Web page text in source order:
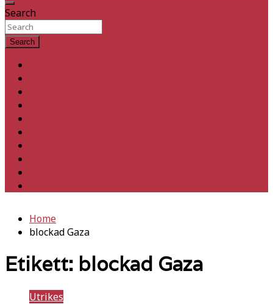
Search
Search
Home
blockad Gaza
Etikett: blockad Gaza
Utrikes